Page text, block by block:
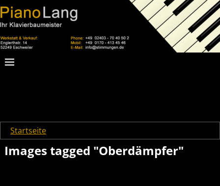
Startseite
Images tagged "Oberdämpfer"